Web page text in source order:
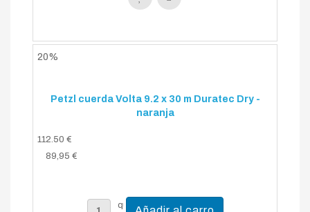
20%
Petzl cuerda Volta 9.2 x 30 m Duratec Dry -
naranja
112.50 €
89,95 €